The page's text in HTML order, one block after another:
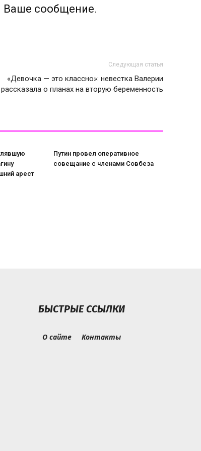
Ваше сообщение.
Следующая статья
«Девочка — это классно»: невестка Валерии
рассказала о планах на вторую беременность
арест
Путин провел оперативное
совещание с членами Совбеза
БЫСТРЫЕ ССЫЛКИ
О сайте Контакты